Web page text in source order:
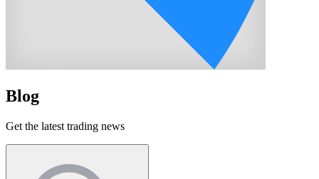
Blog
Get the latest trading news